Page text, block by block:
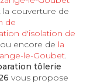
couverture de
de
d'isolation de
ou encore de la
le-Goubet.
tôlerie
vous propose